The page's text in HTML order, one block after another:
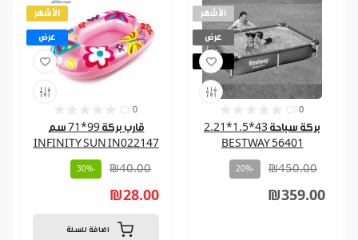
الأشهر
عرض
0
قارب بركة 99*71 سم
INFINITY SUN IN022147
₪40.00
-30%
₪28.00
اضافة للسلة
الأشهر
عرض
مباع
0
بركة سباحة 43*1.5*2.21
BESTWAY 56401
₪450.00
-20%
₪359.00